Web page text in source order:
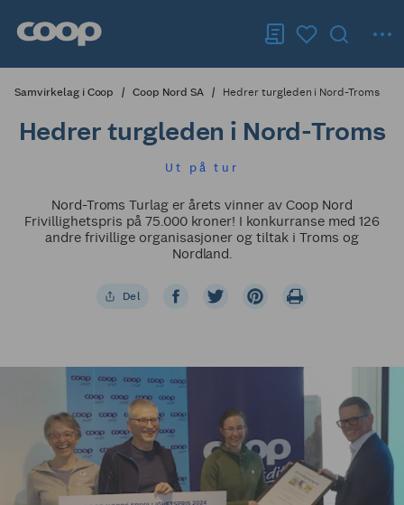
Samvirkelag i Coop Coop Nord SA Hedrer turgleden i Nord-Troms
Hedrer turgleden i Nord-Troms
Ut på tur
Nord-Troms Turlag er årets vinner av Coop Nord
Frivillighetspris på 75.000 kroner! I konkurranse med 126
andre frivillige organisasjoner og tiltak i Troms og
Nordland.
Del